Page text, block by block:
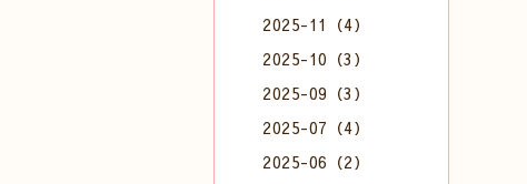
2025-11（4）
2025-10（3）
2025-09（3）
2025-07（4）
2025-06（2）